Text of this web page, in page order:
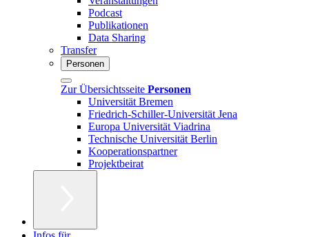
Podcast
Publikationen
Data Sharing
Transfer
Personen
Zur Übersichtsseite Personen
Universität Bremen
Friedrich-Schiller-Universität Jena
Europa Universität Viadrina
Technische Universität Berlin
Kooperationspartner
Projektbeirat